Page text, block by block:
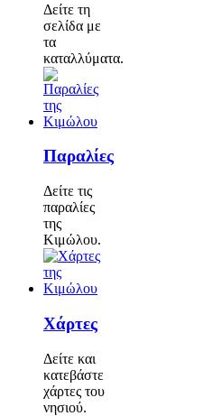
Δείτε τη
σελίδα με
τα
καταλλύματα.
Παραλίες
Δείτε τις
παραλίες
της
Κιμώλου.
Χάρτες
Δείτε και
κατεβάστε
χάρτες του
νησιού.